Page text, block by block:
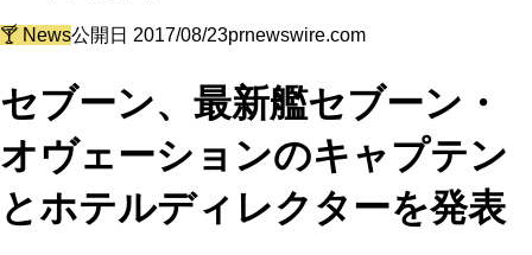
🍸 News公開日 2017/08/23prnewswire.com
セブーン、最新艦セブーン・
オヴェーションのキャプテン
とホテルディレクターを発表